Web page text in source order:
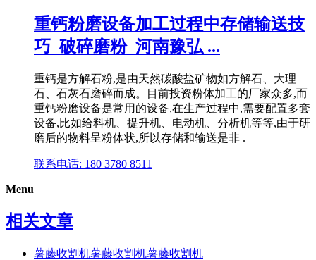
重钙粉磨设备加工过程中存储输送技
巧_破碎磨粉_河南豫弘 ...
重钙是方解石粉,是由天然碳酸盐矿物如方解石、大理
石、石灰石磨碎而成。目前投资粉体加工的厂家众多,而
重钙粉磨设备是常用的设备,在生产过程中,需要配置多套
设备,比如给料机、提升机、电动机、分析机等等,由于研
磨后的物料呈粉体状,所以存储和输送是非 .
联系电话: 180 3780 8511
Menu
相关文章
薯藤收割机薯藤收割机薯藤收割机